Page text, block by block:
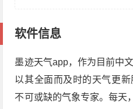
软件信息
墨迹天气app，作为目前中
以其全面而及时的天气更
不可或缺的气象专家。每天